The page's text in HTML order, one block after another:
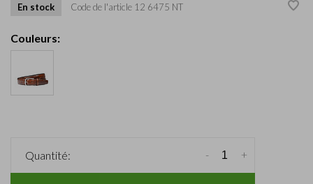
En stock Code de l'article 12 6475 NT
Couleurs:
Quantité: +
-